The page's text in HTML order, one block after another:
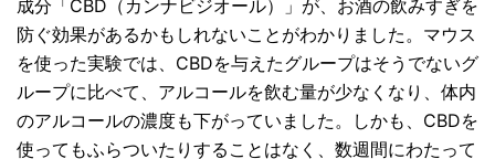
成分「CBD（カンナビジオール）」が、お酒の飲みすぎを
防ぐ効果があるかもしれないことがわかりました。マウス
を使った実験では、CBDを与えたグループはそうでないグ
ループに比べて、アルコールを飲む量が少なくなり、体内
のアルコールの濃度も下がっていました。しかも、CBDを
使ってもふらついたりすることはなく、数週間にわたって